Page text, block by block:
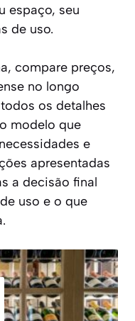
espaço, seu
de uso.
compare preços,
no longo
os detalhes
modelo que
e
apresentadas
a decisão final
uso e o que